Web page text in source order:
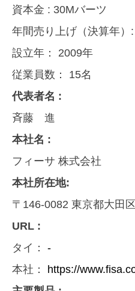
資本金 : 30Mバーツ
年間売り上げ（決算年）:
設立年： 2009年
従業員数： 15名
代表者名 :
斉藤 進
本社名 :
フィーサ 株式会社
本社所在地:
〒146-0082 東京都大田
URL :
タイ： -
本社： https://